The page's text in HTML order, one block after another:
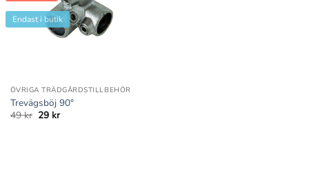
Endast i butik
ÖVRIGA TRÄDGÅRDSTILLBEHÖR
Trevägsböj 90°
49kr Det
29 krDet